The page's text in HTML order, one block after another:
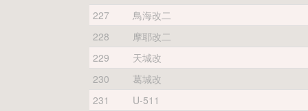
227
鳥海改二
228
摩耶改二
229
天城改
230
葛城改
231
U-511